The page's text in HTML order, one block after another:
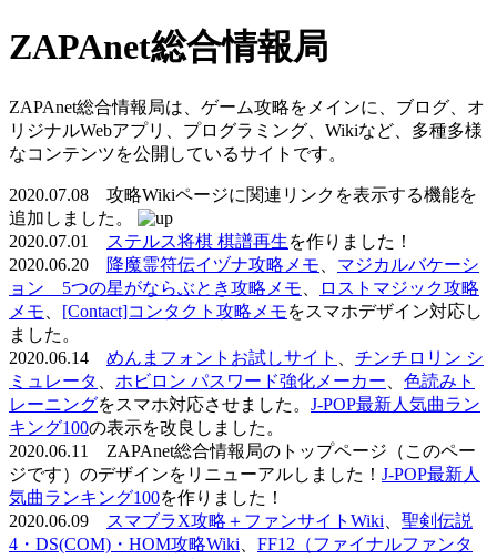
ZAPAnet総合情報局
ZAPAnet総合情報局は、ゲーム攻略をメインに、ブログ、オ
リジナルWebアプリ、プログラミング、Wikiなど、多種多様
なコンテンツを公開しているサイトです。
2020.07.08 攻略Wikiページに関連リンクを表示する機能を
追加しました。
2020.07.01
ステルス将棋 棋譜再生を作りました！
2020.06.20
降魔霊符伝イヅナ攻略メモ
マジカルバケーシ
ョン 5つの星がならぶとき攻略メモ
ロストマジック攻略
メモ
[Contact]コンタクト攻略メモをスマホデザイン対応し
ました。
2020.06.14 めんまフォントお試しサイト
チンチロリン シ
ミュレータ
ホビロン パスワード強化メーカー
色読みト
レーニングをスマホ対応させました。 J-POP最新人気曲ラン
キング100の表示を改良しました。
2020.06.11 ZAPAnet総合情報局のトップページ（このペー
ジです）のデザインをリニューアルしました！ J-POP最新人
気曲ランキング100を作りました！
2020.06.09
スマブラX攻略＋ファンサイトWiki
聖剣伝説
4・DS(COM)・HOM攻略Wiki
FF12（ファイナルファンタ